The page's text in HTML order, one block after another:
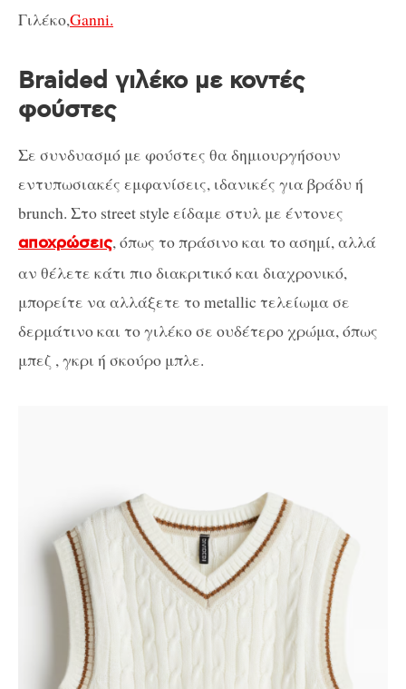
Γιλέκο,Ganni.
Braided γιλέκο με κοντές
φούστες
Σε συνδυασμό με φούστες θα δημιουργήσουν
εντυπωσιακές εμφανίσεις, ιδανικές για βράδυ ή
brunch. Στο street style είδαμε στυλ με έντονες
αποχρώσεις, όπως το πράσινο και το ασημί, αλλά
αν θέλετε κάτι πιο διακριτικό και διαχρονικό,
μπορείτε να αλλάξετε το metallic τελείωμα σε
δερμάτινο και το γιλέκο σε ουδέτερο χρώμα, όπως
μπεζ , γκρι ή σκούρο μπλε.